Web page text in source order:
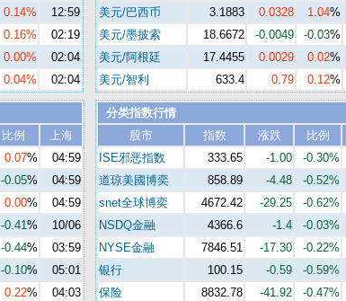
0.14%
12:59
0.16%
02:19
0.00%
02:04
0.04% 02:04
美元/巴西币
3.1883 0.0328 1.04%
美元/墨披索
18.6672 -0.0049 -0.03%
美元/阿根廷
17.4455 0.0029 0.02%
美元/智利
633.4 0.79 0.12%
比例
上海
0.07%
04:59
-0.05%
04:59
0.00%
04:59
-0.41%
10/06
-0.44%
03:59
-0.10%
05:01
0.22%
04:03
分类指数行情
股市
指数 涨跌 比例
ISE邪恶指数
333.65 -1.00 -0.30%
道琼美國博奕
858.89 -4.48 -0.52%
snet全球博奕
4672.42 -29.25 -0.62%
NSDQ金融
4366.6 -1.4 -0.03%
NYSE金融
7846.51 -17.30 -0.22%
银行
100.15 -0.59 -0.59%
保险
8832.78 -41.92 -0.47%